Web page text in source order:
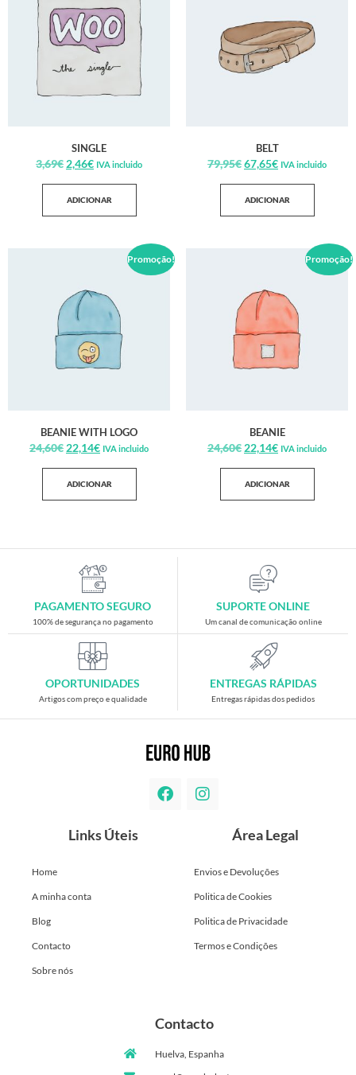
SINGLE
3,69€ 2,46€ IVA incluido
ADICIONAR
BELT
79,95€67,65€ IVA incluido
ADICIONAR
Promoção!
BEANIE WITH LOGO
24,60€ 22,14€ IVA incluido
ADICIONAR
Promoção!
BEANIE
24,60€ 22,14€ IVA incluido
ADICIONAR
PAGAMENTO SEGURO
100% de segurança no pagamento
SUPORTE ONLINE
Um canal de comunicação online
OPORTUNIDADES
Artigos com preço e qualidade
ENTREGAS RÁPIDAS
Entregas rápidas dos pedidos
Links Úteis
Home
A minha conta
Blog
Contacto
Sobre nós
Área Legal
Envios e Devoluções
Politica de Cookies
Politica de Privacidade
Termos e Condições
Contacto
Huelva, Espanha